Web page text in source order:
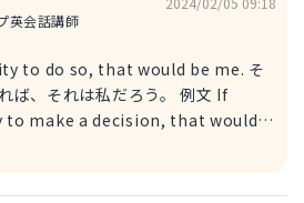
英会話講師
to do so, that would be me. そ
、それは私だろう。 例文 If
make a decision, that would
るとすれば、それは私だろう。 if
う部分から決める権限となりますか